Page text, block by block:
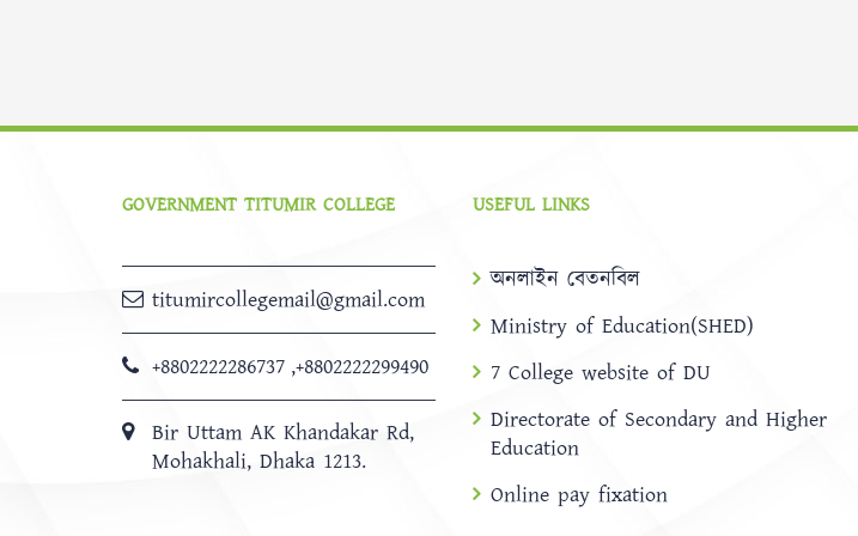
GOVERNMENT TITUMIR COLLEGE
titumircollegemail@gmail.com
+8802222286737 ,+8802222299490
Bir Uttam AK Khandakar Rd,
Mohakhali, Dhaka 1213.
USEFUL LINKS
অনলাইন বেতনবিল
Ministry of Education(SHED)
7 College website of DU
Directorate of Secondary and Higher
Education
Online pay fixation